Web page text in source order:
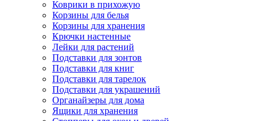
Коврики в прихожую
Корзины для белья
Корзины для хранения
Крючки настенные
Лейки для растений
Подставки для зонтов
Подставки для книг
Подставки для тарелок
Подставки для украшений
Органайзеры для дома
Ящики для хранения